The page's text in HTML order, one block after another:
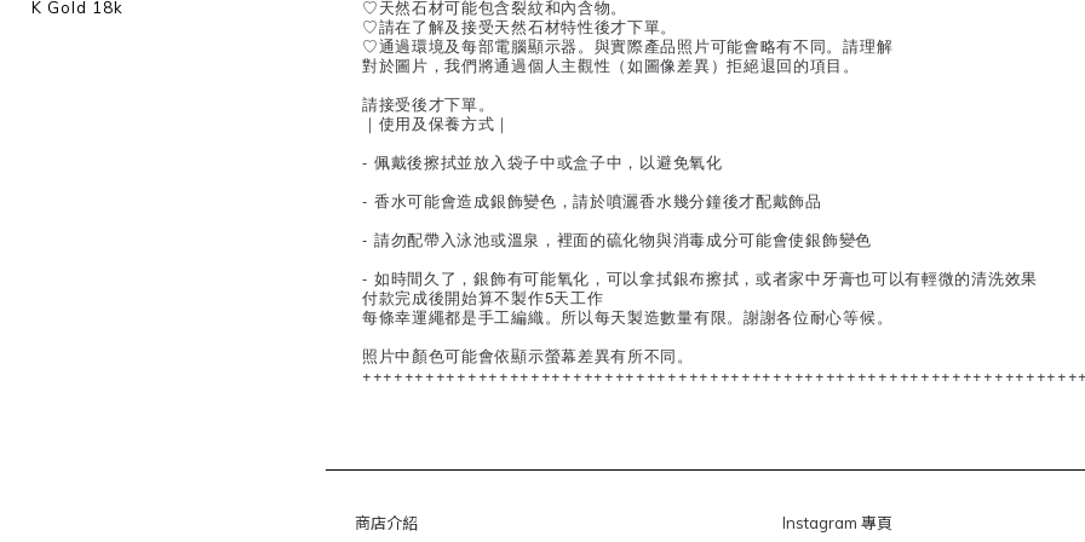
K Gold 18k
♡天然石材可能包含裂紋和內含物。
♡請在了解及接受天然石材特性後才下單。
♡通過環境及每部電腦顯示器。與實際產品照片可能會略有不同。請理解
對於圖片，我們將通過個人主觀性（如圖像差異）拒絕退回的項目。
請接受後才下單。
｜使用及保養方式｜
- 佩戴後擦拭並放入袋子中或盒子中，以避免氧化
- 香水可能會造成銀飾變色，請於噴灑香水幾分鐘後才配戴飾品
- 請勿配帶入泳池或溫泉，裡面的硫化物與消毒成分可能會使銀飾變色
- 如時間久了，銀飾有可能氧化，可以拿拭銀布擦拭，或者家中牙膏也可以有輕微的清洗效果
付款完成後開始算不製作5天工作
每條幸運繩都是手工編織。所以每天製造數量有限。謝謝各位耐心等候。
照片中顏色可能會依顯示螢幕差異有所不同。
商店介紹 Instagram 專頁